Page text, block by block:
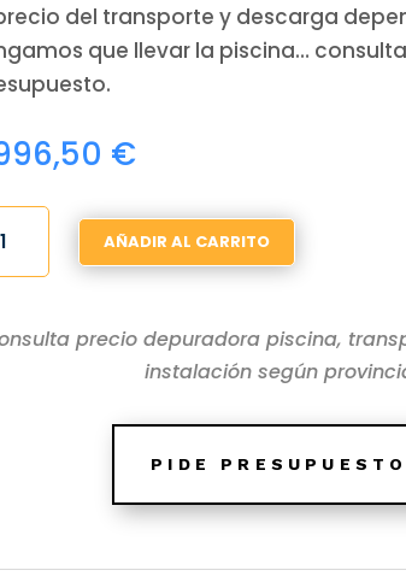
del transporte y descarga
que llevar la piscina…
€
AÑADIR AL CARRITO
precio depuradora piscina,
instalación según
PIDE PRESUPUESTO